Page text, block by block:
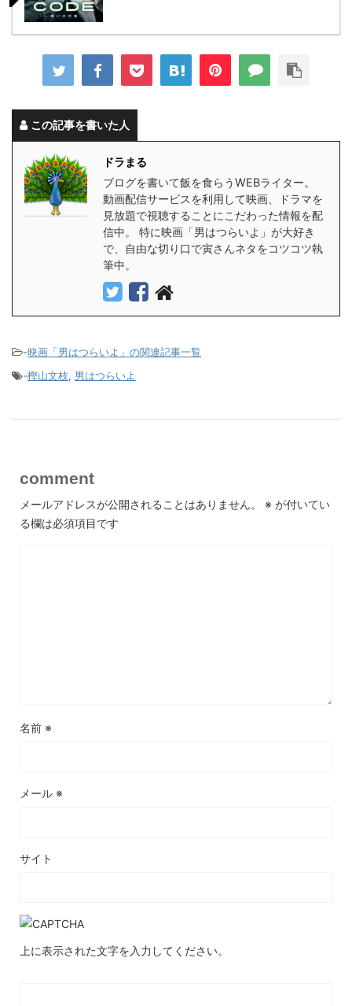
この記事を書いた人
ドラまる
ブログを書いて飯を食らうWEBライター。
動画配信サービスを利用して映画、ドラマを
見放題で視聴することにこだわった情報を配
信中。 特に映画「男はつらいよ」が大好き
で、自由な切り口で寅さんネタをコツコツ執
筆中。
-映画「男はつらいよ」の関連記事一覧
-樫山文枝, 男はつらいよ
comment
メールアドレスが公開されることはありません。 ※ が付いてい
る欄は必須項目です
名前 ※
メール ※
サイト
上に表示された文字を入力してください。